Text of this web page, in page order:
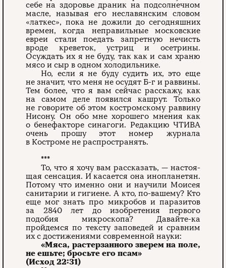
себе на здоровье драник на подсол­нечном
масле, называя его неславянским словом
«латкес», пока не дожили до сегодняшних
времен, когда неправильные московские
евреи стали поедать запретную нечисть
вроде креветок, устриц и осетрины.
Осуждать их я не буду, так как и сам храню
мясо и сыр в одном холодильнике.
Но, если я не буду судить их, это еще
не значит, что меня не осудят Б-г и раввины.
Тем более, что я вам сейчас расскажу, как
на самом деле поя­вился кашрут. Только
не говорите об этом костромскому раввину
Нисону. Он обо мне хорошего мнения как
о бенефакторе синагоги. Редакцию ЧТИВА
очень прошу этот номер журнала
в Костроме не распространять.
***
То, что я хочу вам рассказать, — настоя­
щая сенсация. И касается она инопланетян.
Потому что именно они и научили Моисея
санитарии и гигиене. А кто, по-вашему? Кто
еще мог знать про микробов и паразитов
за 2840 лет до изобретения первого
подобия микроскопа? Давайте-ка
пройдемся по тексту заповедей и сравним
их с достижениями современной науки:
«Мяса, растерзанного зверем на поле,
не ешьте; бросьте его псам»
(Исход 22:31)